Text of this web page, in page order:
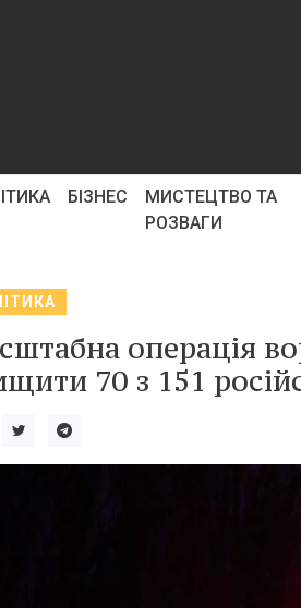
БІЗНЕС
МИСТЕЦТВО ТА
РОЗВАГИ
операція
70 з 151